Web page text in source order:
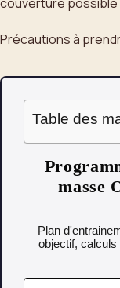
Précautions à
Table des
masse
Plan
objectif,